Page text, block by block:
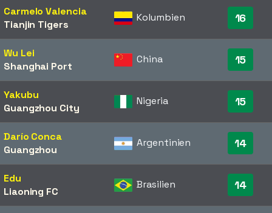
Carmelo Valencia
Tianjin Tigers
Kolumbien 16
Wu Lei
Shanghai Port
China 15
Yakubu
Guangzhou City
Nigeria 15
Darío Conca
Guangzhou
Argentinien 14
Edu
Liaoning FC
Brasilien 14